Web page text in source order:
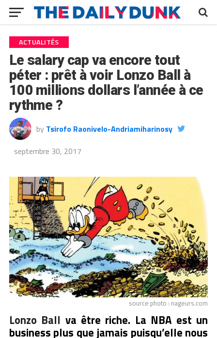
ACTUALITÉS
Le salary cap va encore tout
péter : prêt à voir Lonzo Ball à
100 millions dollars l’année à ce
rythme ?
by Tsirofo Raonivelo-Andriamiharinosy
septembre 30, 2017
source photo : nageurs.com
Lonzo Ball va être riche. La NBA est un
business plus que jamais puisqu’elle nous